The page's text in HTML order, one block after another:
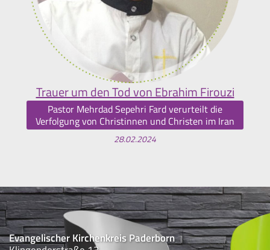
Trauer um den Tod von Ebrahim Firouzi
Pastor Mehrdad Sepehri Fard verurteilt die
Verfolgung von Christinnen und Christen im Iran
28.02.2024
Evangelischer Kirchenkreis Paderborn